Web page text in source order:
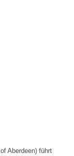
Aberdeen) führt